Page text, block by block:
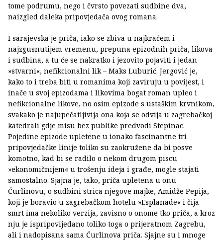
tome podrumu, nego i čvrsto povezati sudbine dva,
naizgled daleka pripovjedača ovog romana.
I sarajevska je priča, iako se zbiva u najkraćem i
najzgusnutijem vremenu, prepuna epizodnih priča, likova
i sudbina, a tu će se nakratko i jezovito pojaviti i jedan
»stvarni«, nefikcionalni lik – Maks Luburić. Jergović je,
kako to i treba biti u romanima koji zaviruju u povijest, i
inače u svoj epizodama i likovima bogat roman upleo i
nefikcionalne likove, no osim epizode s ustaškim krvnikom,
svakako je najupečatljivija ona koja se odvija u zagrebačkoj
katedrali gdje misu bez publike predvodi Stepinac.
Pojedine epizode upletene u ionako fascinantne tri
pripovjedačke linije toliko su zaokružene da bi posve
komotno, kad bi se radilo o nekom drugom piscu
»ekonomičnijem« u trošenju ideja i građe, mogle stajati
samostalno. Sjajna je, tako, priča upletena u onu
Ćurlinovu, o sudbini strica njegove majke, Amidže Pepija,
koji je boravio u zagrebačkom hotelu »Esplanade« i čija
smrt ima nekoliko verzija, zavisno o onome tko priča, a kroz
nju je ispripovijedano toliko toga o prijeratnom Zagrebu,
ali i nadopisana sama Ćurlinova priča. Sjajne su i mnoge